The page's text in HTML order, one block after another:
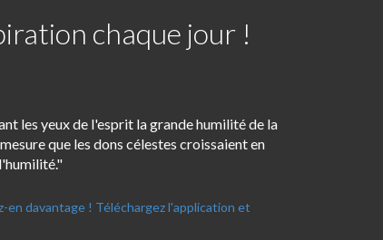
chaque jour !
les yeux de l'esprit la grande humilité de la
que les dons célestes croissaient en
en davantage ! Téléchargez l'application et